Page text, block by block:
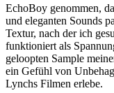
EchoBoy genommen,
und eleganten Sounds
Textur, nach der ich
funktioniert als
geloopten Sample
ein Gefühl von
Lynchs Filmen erlebe.